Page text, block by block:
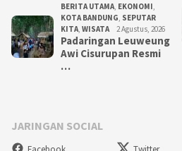
BERITA UTAMA, EKONOMI,
KOTA BANDUNG, SEPUTAR
KITA, WISATA 2 Agustus, 2026
Padaringan Leuweung
Awi Cisurupan Resmi
…
JARINGAN SOCIAL